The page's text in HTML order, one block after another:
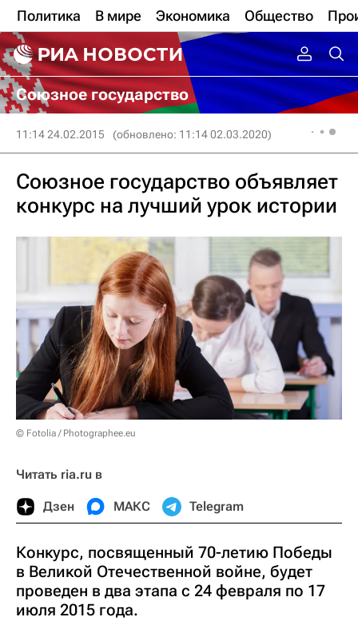
Политика В мире Экономика Общество
Союзное государство
11:14 24.02.2015 (обновлено: 11:14 02.03.2020)
Союзное государство объявляет
конкурс на лучший урок истории
© Fotolia / Photographee.eu
Читать ria.ru в
Дзен МАКС Telegram
Конкурс, посвященный 70-летию Победы
в Великой Отечественной войне, будет
проведен в два этапа с 24 февраля по 17
июля 2015 года.